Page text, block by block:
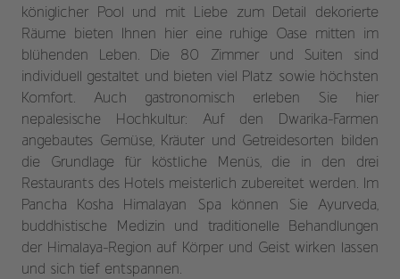
königlicher Pool und mit Liebe zum Detail dekorierte
Räume bieten Ihnen hier eine ruhige Oase mitten im
blühenden Leben. Die 80 Zimmer und Suiten sind
individuell gestaltet und bieten viel Platz sowie höchsten
Komfort. Auch gastronomisch erleben Sie hier
nepalesische Hochkultur: Auf den Dwarika-Farmen
angebautes Gemüse, Kräuter und Getreidesorten bilden
die Grundlage für köstliche Menüs, die in den drei
Restaurants des Hotels meisterlich zubereitet werden. Im
Pancha Kosha Himalayan Spa können Sie Ayurveda,
buddhistische Medizin und traditionelle Behandlungen
der Himalaya-Region auf Körper und Geist wirken lassen
und sich tief entspannen.